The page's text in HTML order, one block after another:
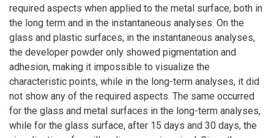
required aspects when applied to the metal surface, both in
the long term and in the instantaneous analyses. On the
glass and plastic surfaces, in the instantaneous analyses,
the developer powder only showed pigmentation and
adhesion, making it impossible to visualize the
characteristic points, while in the long-term analyses, it did
not show any of the required aspects. The same occurred
for the glass and metal surfaces in the long-term analyses,
while for the glass surface, after 15 days and 30 days, the